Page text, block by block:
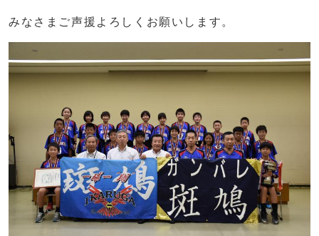
みなさまご声援よろしくお願いします。